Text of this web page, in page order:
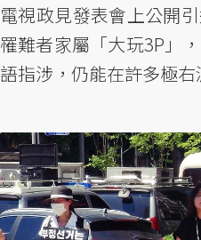
電視政見發表會上公開
罹難者家屬「大玩3P」
語指涉，仍能在許多極